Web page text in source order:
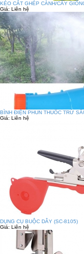
KÉO CẮT GHÉP CÀNH/CÂY
Giá: Liên hệ
BÌNH ĐIỆN PHUN THUỐC TRỪ
Giá: Liên hệ
DỤNG CỤ BUỘC DÂY (SC-8105)
Giá: Liên hệ